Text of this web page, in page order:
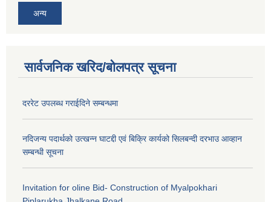
अन्य
सार्वजनिक खरिद/बोलपत्र सूचना
दररेट उपलब्ध गराईदिने सम्बन्धमा
नदिजन्य पदार्थको उत्खन्न घाटद्दी एवं बिक्रि कार्यको सिलबन्दी दरभाउ आव्हान
सम्बन्धी सूचना
Invitation for oline Bid- Construction of Myalpokhari